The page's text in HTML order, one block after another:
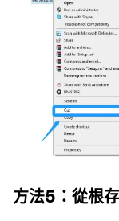
方法5：從根